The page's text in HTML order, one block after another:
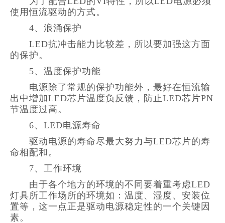
使用恒流驱动的方式。
4、浪涌保护
LED抗冲击能力比较差，所以要加强这方面
的保护。
5、温度保护功能
电源除了常规的保护功能外，最好在恒流输
出中增加LED芯片温度负反馈，防止LED芯片PN
节温度过高。
6、LED电源寿命
驱动电源的寿命尽最大努力与LED芯片的寿
命相配和。
7、工作环境
由于各个地方的环境的不同要着重考虑LED
灯具所工作场所的环境如：温度、湿度、安装位
置等，这一点正是驱动电源稳定性的一个关键因
素。